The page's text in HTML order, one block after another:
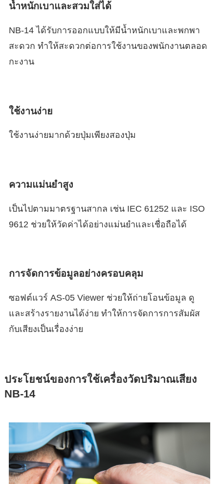
น้ำหนักเบาและสวมใส่ได้
NB-14 ได้รับการออกแบบให้มีน้ำหนักเบาและพกพา
สะดวก ทำให้สะดวกต่อการใช้งานของพนักงานตลอด
กะงาน
ใช้งานง่าย
ใช้งานง่ายมากด้วยปุ่มเพียงสองปุ่ม
ความแม่นยำสูง
เป็นไปตามมาตรฐานสากล เช่น IEC 61252 และ ISO
9612 ช่วยให้วัดค่าได้อย่างแม่นยำและเชื่อถือได้
การจัดการข้อมูลอย่างครอบคลุม
ซอฟต์แวร์ AS-05 Viewer ช่วยให้ถ่ายโอนข้อมูล ดู
และสร้างรายงานได้ง่าย ทำให้การจัดการการสัมผัส
กับเสียงเป็นเรื่องง่าย
ประโยชน์ของการใช้เครื่องวัดปริมาณเสียง
NB-14